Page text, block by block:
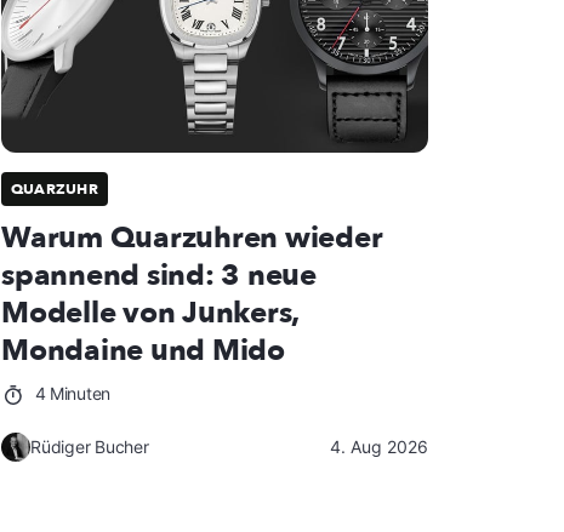
QUARZUHR
Warum Quarzuhren wieder
spannend sind: 3 neue
Modelle von Junkers,
Mondaine und Mido
4 Minuten
Rüdiger Bucher 4. Aug 2026